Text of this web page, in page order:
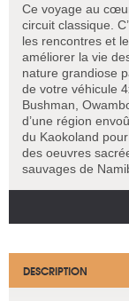
Ce voyage au
circuit classique.
les rencontres et
améliorer la vie
nature grandiose
de votre véhicule
Bushman,
d’une région
du Kaokoland
des oeuvres
sauvages de
DESCRIPTION